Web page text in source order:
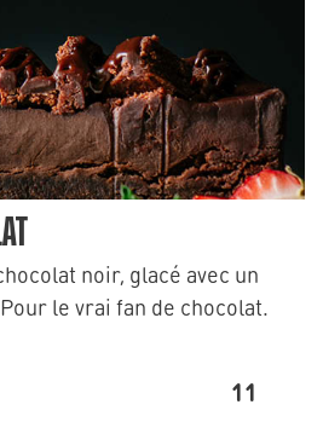
noir, glacé avec un
le vrai fan de chocolat.
11